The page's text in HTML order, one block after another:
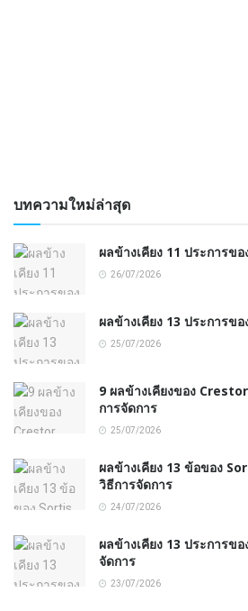
บทความใหม่ล่าสุด
ผลข้างเคียง 11 ประการข
26/07/2026
ผลข้างเคียง 13 ประการ
25/07/2026
9 ผลข้างเคียงของ
การจัดการ
25/07/2026
ผลข้างเคียง 13 ข้อของ
วิธีการจัดการ
24/07/2026
ผลข้างเคียง 13 ประการข
จัดการ
23/07/2026